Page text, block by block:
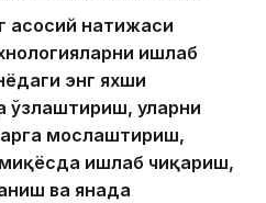
асосий натижаси
ишлаб
энг яхши
ўзлаштириш, уларни
мослаштириш,
миқёсда ишлаб чиқариш,
ва янада